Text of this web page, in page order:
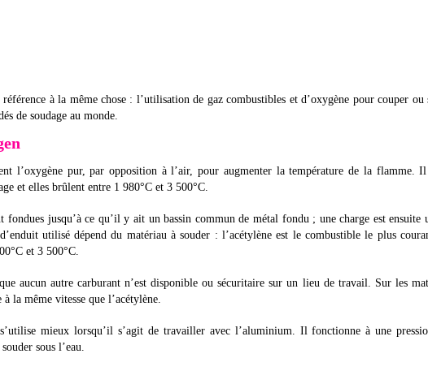
à la même chose : l’utilisation de gaz combustibles et d’oxygène pour couper ou
de soudage au monde.
l’oxygène pur, par opposition à l’air, pour augmenter la température de la flamme.
et elles brûlent entre 1 980°C et 3 500°C.
fondues jusqu’à ce qu’il y ait un bassin commun de métal fondu ; une charge est ensuite
utilisé dépend du matériau à souder : l’acétylène est le combustible le plus
et 3 500°C.
aucun autre carburant n’est disponible ou sécuritaire sur un lieu de travail. Sur les
la même vitesse que l’acétylène.
mieux lorsqu’il s’agit de travailler avec l’aluminium. Il fonctionne à une
sous l’eau.